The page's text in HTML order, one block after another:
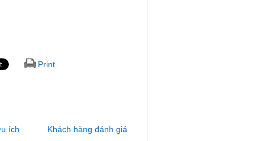
Print
ích Khách hàng đánh giá